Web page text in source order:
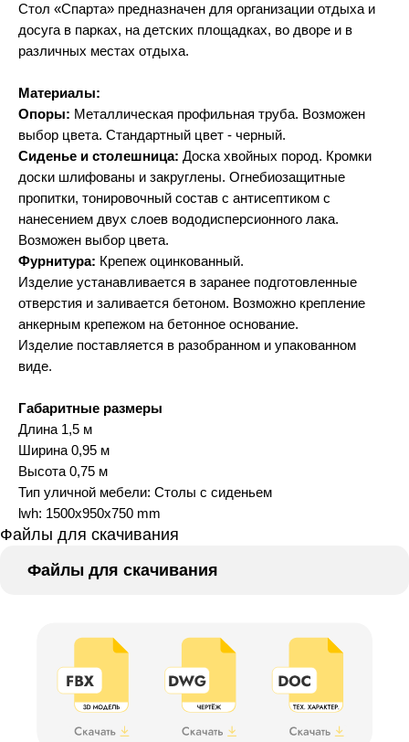
Стол «Спарта» предназначен для организации отдыха и
досуга в парках, на детских площадках, во дворе и в
различных местах отдыха.
Материалы:
Опоры: Металлическая профильная труба. Возможен
выбор цвета. Стандартный цвет - черный.
Сиденье и столешница: Доска хвойных пород. Кромки
доски шлифованы и закруглены. Огнебиозащитные
пропитки, тонировочный состав с антисептиком с
нанесением двух слоев вододисперсионного лака.
Возможен выбор цвета.
Фурнитура: Крепеж оцинкованный.
Изделие устанавливается в заранее подготовленные
отверстия и заливается бетоном. Возможно крепление
анкерным крепежом на бетонное основание.
Изделие поставляется в разобранном и упакованном
виде.
Габаритные размеры
Длина 1,5 м
Ширина 0,95 м
Высота 0,75 м
Тип уличной мебели: Столы с сиденьем
lwh: 1500x950x750 mm
Файлы для скачивания
Файлы для скачивания